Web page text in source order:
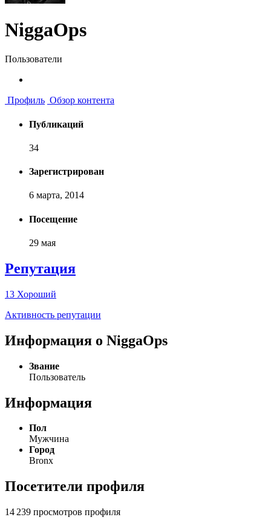
NiggaOps
Пользователи
Профиль Обзор контента
Публикаций
34
Зарегистрирован
6 марта, 2014
Посещение
29 мая
Репутация
13 Хороший
Активность репутации
Информация о NiggaOps
Звание
Пользователь
Информация
Пол
Мужчина
Город
Bronx
Посетители профиля
14 239 просмотров профиля